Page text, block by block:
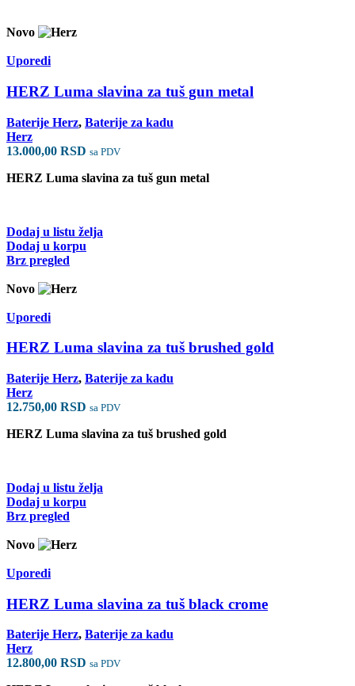
Novo
Uporedi
HERZ Luma slavina za tuš gun metal
Baterije Herz, Baterije za kadu
Herz
13.000,00 RSD sa PDV
HERZ Luma slavina za tuš gun metal
Dodaj u listu želja
Dodaj u korpu
Brz pregled
Novo
Uporedi
HERZ Luma slavina za tuš brushed gold
Baterije Herz, Baterije za kadu
Herz
12.750,00 RSD sa PDV
HERZ Luma slavina za tuš brushed gold
Dodaj u listu želja
Dodaj u korpu
Brz pregled
Novo
Uporedi
HERZ Luma slavina za tuš black crome
Baterije Herz, Baterije za kadu
Herz
12.800,00 RSD sa PDV